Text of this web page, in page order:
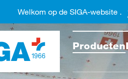
Producten
Welkom op de SIGA-website .